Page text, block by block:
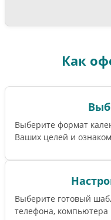
Как
Выберите формат
Ваших целей и
Выберите готовый
телефона, компьютера